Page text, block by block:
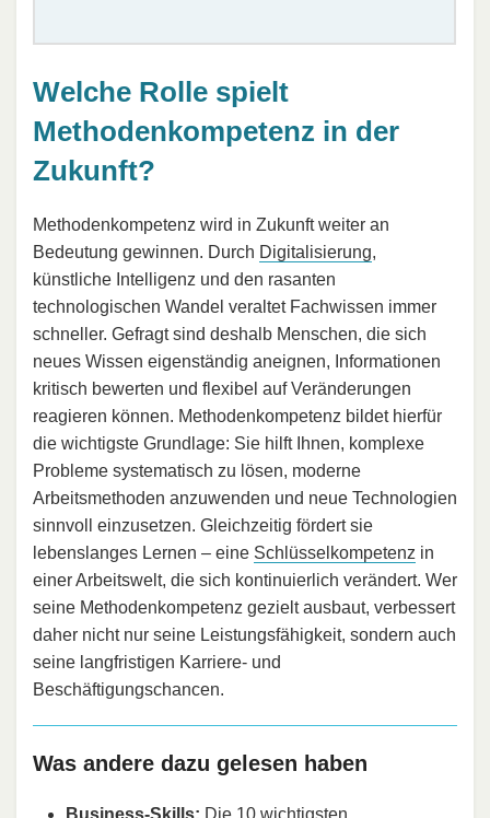
Welche Rolle spielt
Methodenkompetenz in der
Zukunft?
Methodenkompetenz wird in Zukunft weiter an
Bedeutung gewinnen. Durch Digitalisierung,
künstliche Intelligenz und den rasanten
technologischen Wandel veraltet Fachwissen immer
schneller. Gefragt sind deshalb Menschen, die sich
neues Wissen eigenständig aneignen, Informationen
kritisch bewerten und flexibel auf Veränderungen
reagieren können. Methodenkompetenz bildet hierfür
die wichtigste Grundlage: Sie hilft Ihnen, komplexe
Probleme systematisch zu lösen, moderne
Arbeitsmethoden anzuwenden und neue Technologien
sinnvoll einzusetzen. Gleichzeitig fördert sie
lebenslanges Lernen – eine Schlüsselkompetenz in
einer Arbeitswelt, die sich kontinuierlich verändert. Wer
seine Methodenkompetenz gezielt ausbaut, verbessert
daher nicht nur seine Leistungsfähigkeit, sondern auch
seine langfristigen Karriere- und
Beschäftigungschancen.
Was andere dazu gelesen haben